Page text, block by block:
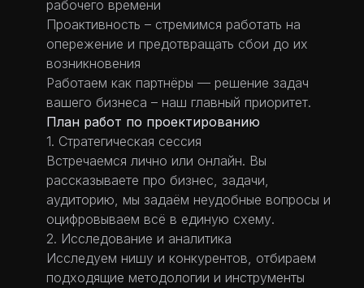
рабочего времени
Проактивность – стремимся работать на
опережение и предотвращать сбои до их
возникновения
Работаем как партнёры — решение задач
вашего бизнеса – наш главный приоритет.
План работ по проектированию
1. Стратегическая сессия
Встречаемся лично или онлайн. Вы
рассказываете про бизнес, задачи,
аудиторию, мы задаём неудобные вопросы и
оцифровываем всё в единую схему.
2. Исследование и аналитика
Исследуем нишу и конкурентов, отбираем
подходящие методологии и инструменты